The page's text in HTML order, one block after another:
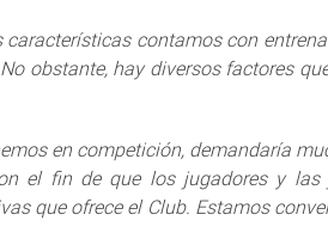
contamos con
obstante, hay diversos factores
en competición, demandaría
el fin de que los jugadores y las
que ofrece el Club. Estamos